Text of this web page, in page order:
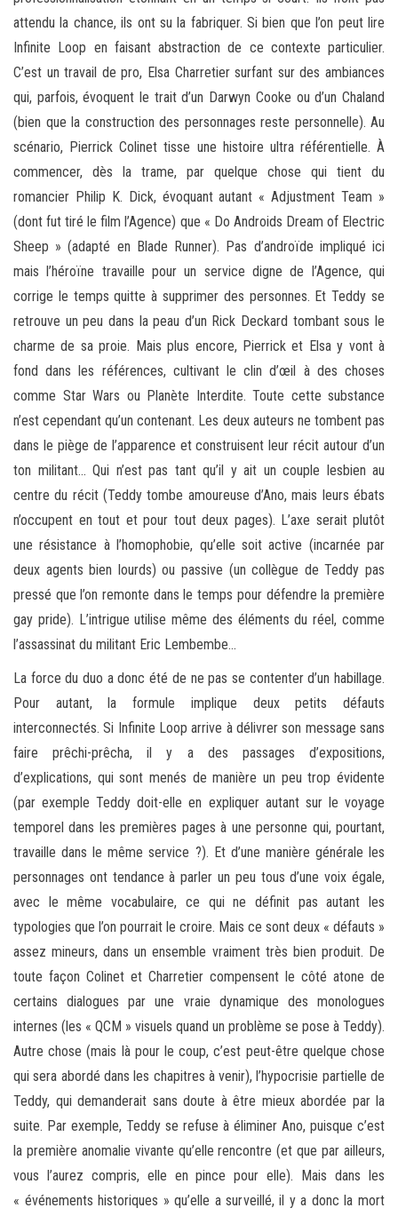
attendu la chance, ils ont su la fabriquer. Si bien que l’on peut lire
Infinite Loop en faisant abstraction de ce contexte particulier.
C’est un travail de pro, Elsa Charretier surfant sur des ambiances
qui, parfois, évoquent le trait d’un Darwyn Cooke ou d’un Chaland
(bien que la construction des personnages reste personnelle). Au
scénario, Pierrick Colinet tisse une histoire ultra référentielle. À
commencer, dès la trame, par quelque chose qui tient du
romancier Philip K. Dick, évoquant autant « Adjustment Team »
(dont fut tiré le film l’Agence) que « Do Androids Dream of Electric
Sheep » (adapté en Blade Runner). Pas d’androïde impliqué ici
mais l’héroïne travaille pour un service digne de l’Agence, qui
corrige le temps quitte à supprimer des personnes. Et Teddy se
retrouve un peu dans la peau d’un Rick Deckard tombant sous le
charme de sa proie. Mais plus encore, Pierrick et Elsa y vont à
fond dans les références, cultivant le clin d’œil à des choses
comme Star Wars ou Planète Interdite. Toute cette substance
n’est cependant qu’un contenant. Les deux auteurs ne tombent pas
dans le piège de l’apparence et construisent leur récit autour d’un
ton militant… Qui n’est pas tant qu’il y ait un couple lesbien au
centre du récit (Teddy tombe amoureuse d’Ano, mais leurs ébats
n’occupent en tout et pour tout deux pages). L’axe serait plutôt
une résistance à l’homophobie, qu’elle soit active (incarnée par
deux agents bien lourds) ou passive (un collègue de Teddy pas
pressé que l’on remonte dans le temps pour défendre la première
gay pride). L’intrigue utilise même des éléments du réel, comme
l’assassinat du militant Eric Lembembe…
La force du duo a donc été de ne pas se contenter d’un habillage.
Pour autant, la formule implique deux petits défauts
interconnectés. Si Infinite Loop arrive à délivrer son message sans
faire prêchi-prêcha, il y a des passages d’expositions,
d’explications, qui sont menés de manière un peu trop évidente
(par exemple Teddy doit-elle en expliquer autant sur le voyage
temporel dans les premières pages à une personne qui, pourtant,
travaille dans le même service ?). Et d’une manière générale les
personnages ont tendance à parler un peu tous d’une voix égale,
avec le même vocabulaire, ce qui ne définit pas autant les
typologies que l’on pourrait le croire. Mais ce sont deux « défauts »
assez mineurs, dans un ensemble vraiment très bien produit. De
toute façon Colinet et Charretier compensent le côté atone de
certains dialogues par une vraie dynamique des monologues
internes (les « QCM » visuels quand un problème se pose à Teddy).
Autre chose (mais là pour le coup, c’est peut-être quelque chose
qui sera abordé dans les chapitres à venir), l’hypocrisie partielle de
Teddy, qui demanderait sans doute à être mieux abordée par la
suite. Par exemple, Teddy se refuse à éliminer Ano, puisque c’est
la première anomalie vivante qu’elle rencontre (et que par ailleurs,
vous l’aurez compris, elle en pince pour elle). Mais dans les
« événements historiques » qu’elle a surveillé, il y a donc la mort